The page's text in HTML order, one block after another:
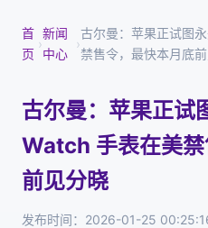
首
页
›
新闻
中心
›
古尔曼：苹果正试图
禁售令，最快本月底
古尔曼：苹果正试
Watch 手表在美
前见分晓
发布时间：2026-01-25